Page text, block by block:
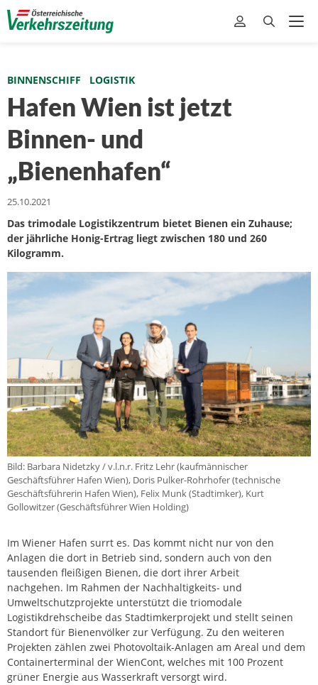
BINNENSCHIFF LOGISTIK
Hafen Wien ist jetzt
Binnen- und
„Bienenhafen“
25.10.2021
Das trimodale Logistikzentrum bietet Bienen ein Zuhause;
der jährliche Honig-Ertrag liegt zwischen 180 und 260
Kilogramm.
Bild: Barbara Nidetzky / v.l.n.r. Fritz Lehr (kaufmännischer
Geschäftsführer Hafen Wien), Doris Pulker-Rohrhofer (technische
Geschäftsführerin Hafen Wien), Felix Munk (Stadtimker), Kurt
Gollowitzer (Geschäftsführer Wien Holding)
Im Wiener Hafen surrt es. Das kommt nicht nur von den
Anlagen die dort in Betrieb sind, sondern auch von den
tausenden fleißigen Bienen, die dort ihrer Arbeit
nachgehen. Im Rahmen der Nachhaltigkeits- und
Umweltschutzprojekte unterstützt die triomodale
Logistikdrehscheibe das Stadtimkerprojekt und stellt seinen
Standort für Bienenvölker zur Verfügung. Zu den weiteren
Projekten zählen zwei Photovoltaik-Anlagen am Areal und dem
Containerterminal der WienCont, welches mit 100 Prozent
grüner Energie aus Wasserkraft versorgt wird.